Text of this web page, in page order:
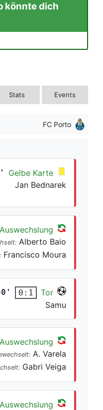
könnte dich
Stats Events
FC Porto
Gelbe Karte
Jan Bednarek
Auswechslung
Alberto Baio
Francisco Moura
0:1
Tor
Samu
Auswechslung
A. Varela
Gabri Veiga
Auswechslung